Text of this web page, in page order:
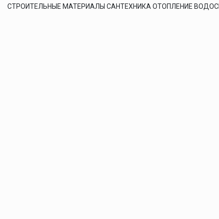
СТРОИТЕЛЬНЫЕ МАТЕРИАЛЫ САНТЕХНИКА ОТОПЛЕНИЕ